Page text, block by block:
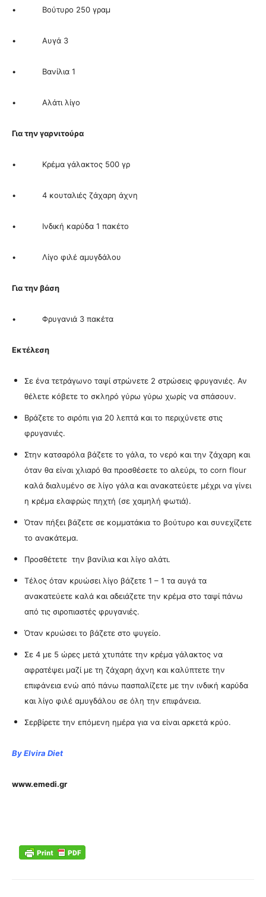
• Βούτυρο 250 γραμ
• Αυγά 3
• Βανίλια 1
• Αλάτι λίγο
Για την γαρνιτούρα
• Κρέμα γάλακτος 500 γρ
• 4 κουταλιές ζάχαρη άχνη
• Ινδική καρύδα 1 πακέτο
• Λίγο φιλέ αμυγδάλου
Για την βάση
• Φρυγανιά 3 πακέτα
Εκτέλεση
Σε ένα τετράγωνο ταψί στρώνετε 2 στρώσεις φρυγανιές. Αν
θέλετε κόβετε το σκληρό γύρω γύρω χωρίς να σπάσουν.
Βράζετε το σιρόπι για 20 λεπτά και το περιχύνετε στις
φρυγανιές.
Στην κατσαρόλα βάζετε το γάλα, το νερό και την ζάχαρη και
όταν θα είναι χλιαρό θα προσθέσετε το αλεύρι, το corn flour
καλά διαλυμένο σε λίγο γάλα και ανακατεύετε μέχρι να γίνει
η κρέμα ελαφρώς πηχτή (σε χαμηλή φωτιά).
Όταν πήξει βάζετε σε κομματάκια το βούτυρο και συνεχίζετε
το ανακάτεμα.
Προσθέτετε την βανίλια και λίγο αλάτι.
Τέλος όταν κρυώσει λίγο βάζετε 1 – 1 τα αυγά τα
ανακατεύετε καλά και αδειάζετε την κρέμα στο ταψί πάνω
από τις σιροπιαστές φρυγανιές.
Όταν κρυώσει το βάζετε στο ψυγείο.
Σε 4 με 5 ώρες μετά χτυπάτε την κρέμα γάλακτος να
αφρατέψει μαζί με τη ζάχαρη άχνη και καλύπτετε την
επιφάνεια ενώ από πάνω πασπαλίζετε με την ινδική καρύδα
και λίγο φιλέ αμυγδάλου σε όλη την επιφάνεια.
Σερβίρετε την επόμενη ημέρα για να είναι αρκετά κρύο.
By Elvira Diet
www.emedi.gr